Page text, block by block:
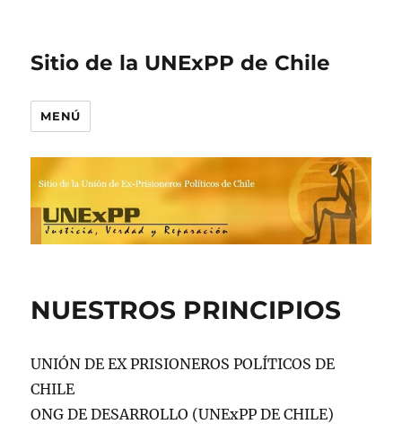
Sitio de la UNExPP de Chile
MENÚ
NUESTROS PRINCIPIOS
UNIÓN DE EX PRISIONEROS POLÍTICOS DE
CHILE
ONG DE DESARROLLO (UNExPP DE CHILE)